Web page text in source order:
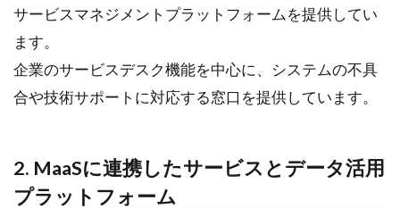
サービスマネジメントプラットフォームを提供してい
ます。
企業のサービスデスク機能を中心に、システムの不具
合や技術サポートに対応する窓口を提供しています。
2. MaaSに連携したサービスとデータ活用
プラットフォーム